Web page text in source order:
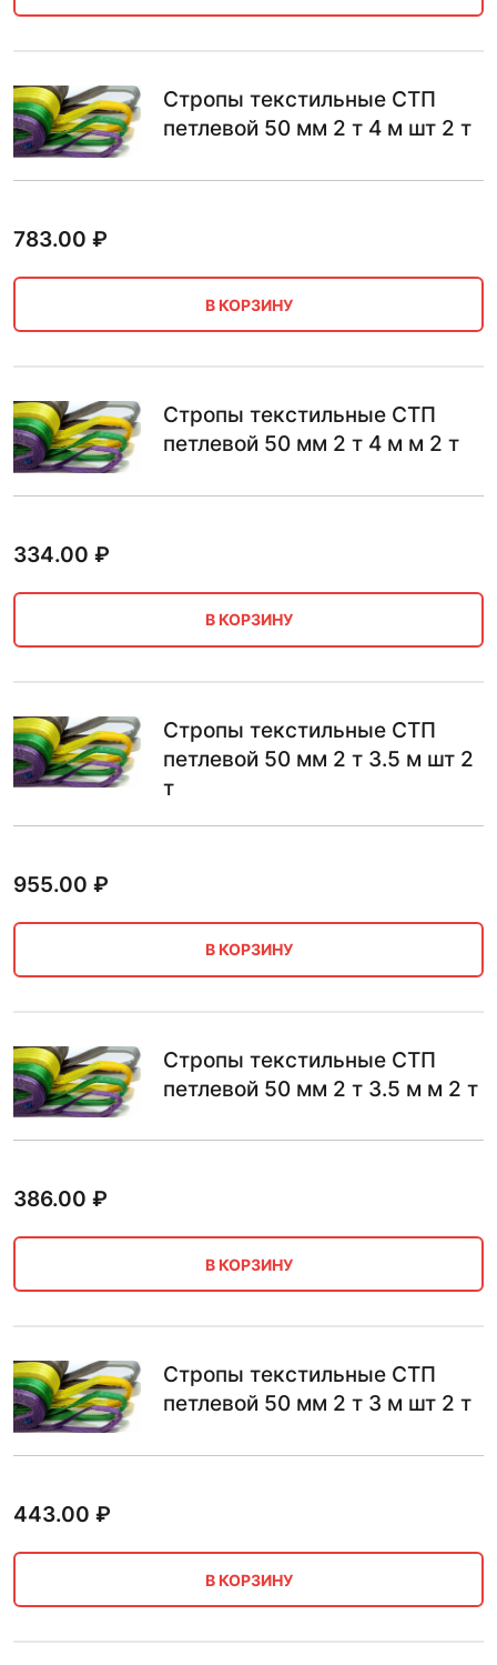
Стропы текстильные СТП
петлевой 50 мм 2 т 4 м шт 2 т
783.00 ₽
В КОРЗИНУ
Стропы текстильные СТП
петлевой 50 мм 2 т 4 м м 2 т
334.00 ₽
В КОРЗИНУ
Стропы текстильные СТП
петлевой 50 мм 2 т 3.5 м шт 2
т
955.00 ₽
В КОРЗИНУ
Стропы текстильные СТП
петлевой 50 мм 2 т 3.5 м м 2 т
386.00 ₽
В КОРЗИНУ
Стропы текстильные СТП
петлевой 50 мм 2 т 3 м шт 2 т
443.00 ₽
В КОРЗИНУ